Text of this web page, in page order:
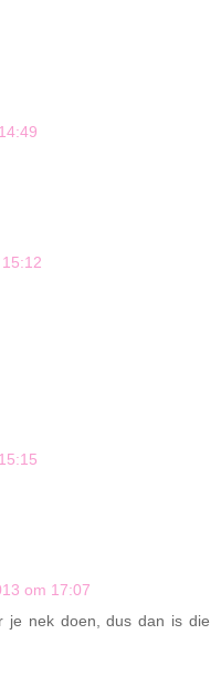
om 17:07
je nek doen, dus dan is die